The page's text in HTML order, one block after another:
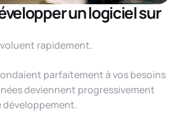
un logiciel sur
rapidement.
parfaitement à vos besoins
deviennent progressivement
développement.